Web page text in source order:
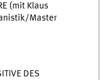
(mit Klaus
Master
DES